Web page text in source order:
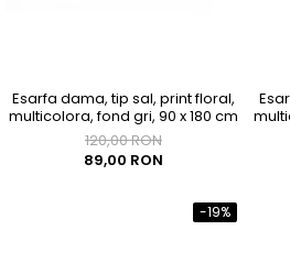
Esarfa dama, tip sal, print floral,
multicolora, fond gri, 90 x 180 cm
120,00 RON
89,00 RON
-19%